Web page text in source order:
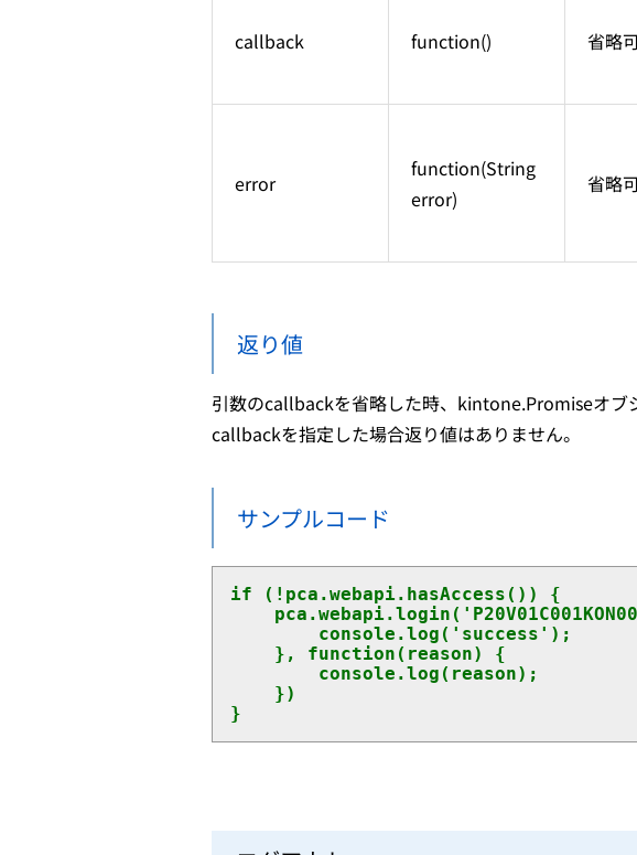
callback function() 省略
error
function(String
error)
省略
返り値
引数のcallbackを省略した時、kintone.Promiseオブ
callbackを指定した場合返り値はありません。
サンプルコード
if (!pca.webapi.hasAccess()) {
}